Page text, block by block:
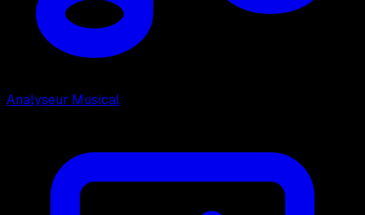
Analyseur Musical